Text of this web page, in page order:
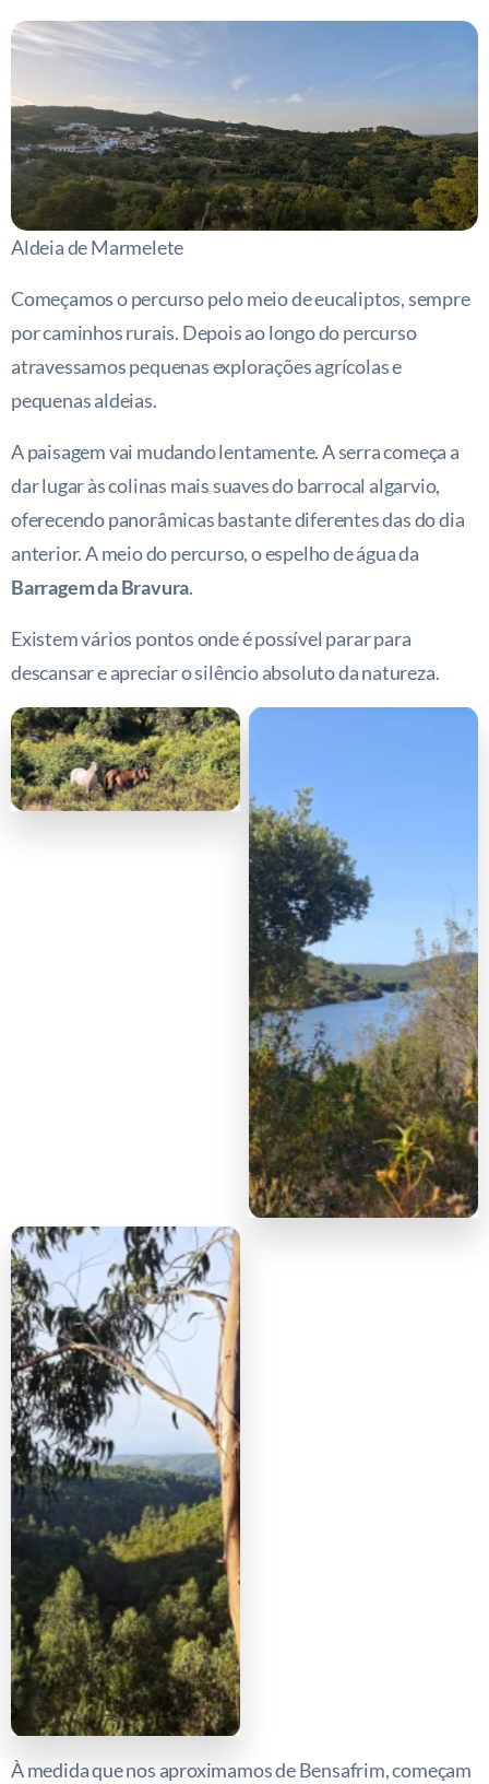
Aldeia de Marmelete
Começamos o percurso pelo meio de eucaliptos, sempre
por caminhos rurais. Depois ao longo do percurso
atravessamos pequenas explorações agrícolas e
pequenas aldeias.
A paisagem vai mudando lentamente. A serra começa a
dar lugar às colinas mais suaves do barrocal algarvio,
oferecendo panorâmicas bastante diferentes das do dia
anterior. A meio do percurso, o espelho de água da
Barragem da Bravura.
Existem vários pontos onde é possível parar para
descansar e apreciar o silêncio absoluto da natureza.
À medida que nos aproximamos de Bensafrim, começam